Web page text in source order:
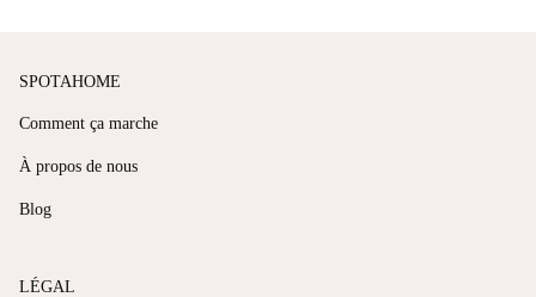
SPOTAHOME
Comment ça marche
À propos de nous
Blog
LÉGAL